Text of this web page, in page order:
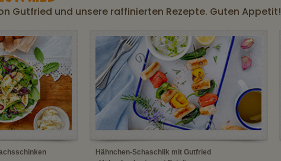
Gutfried und unsere raffinierten Rezepte. Guten Appetit!
Hähnchen-Schaschlik mit Gutfried